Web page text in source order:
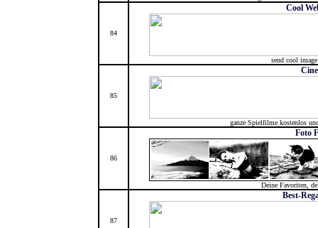
84
Cool
send cool
85
ganze Spielfilme kostenlos
86
Foto
Deine Favoriten,
87
Best-